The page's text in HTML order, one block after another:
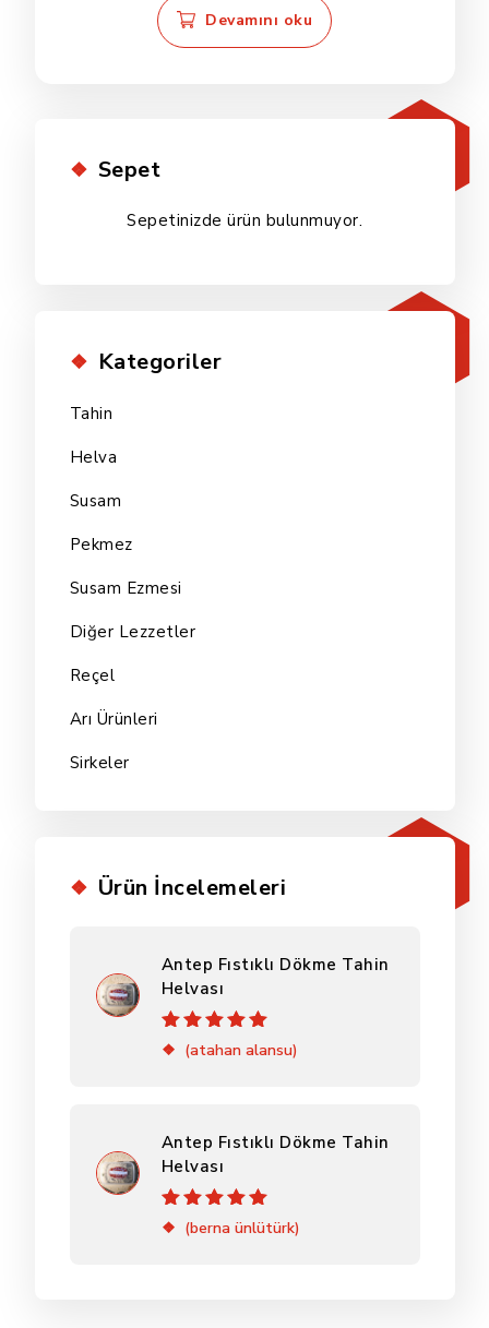
Devamını oku
Sepet
Sepetinizde ürün bulunmuyor.
Kategoriler
Tahin
Helva
Susam
Pekmez
Susam Ezmesi
Diğer Lezzetler
Reçel
Arı Ürünleri
Sirkeler
Ürün İncelemeleri
Antep Fıstıklı Dökme Tahin
Helvası
5 üzerinden5
oy aldı
(atahan alansu)
Antep Fıstıklı Dökme Tahin
Helvası
5 üzerinden5
oy aldı
(berna ünlütürk)